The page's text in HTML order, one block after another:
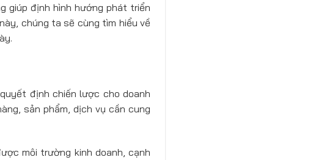
giúp định hình hướng phát triển
chúng ta sẽ cùng tìm hiểu về
định chiến lược cho doanh
sản phẩm, dịch vụ cần cung
môi trường kinh doanh, cạnh